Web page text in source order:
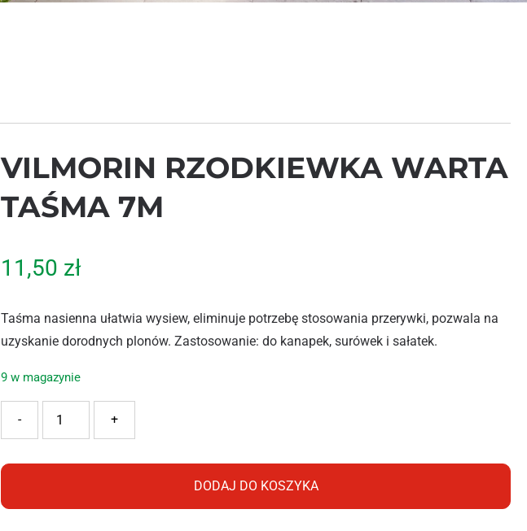
VILMORIN RZODKIEWKA WARTA
TAŚMA 7M
11,50 zł
Taśma nasienna ułatwia wysiew, eliminuje potrzebę stosowania przerywki, pozwala na
uzyskanie dorodnych plonów. Zastosowanie: do kanapek, surówek i sałatek.
9 w magazynie
+
-
DODAJ DO KOSZYKA